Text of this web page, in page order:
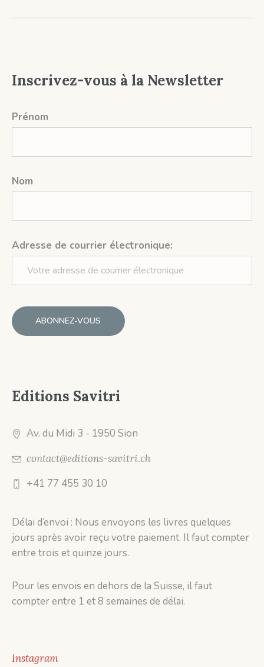
Inscrivez-vous à la Newsletter
Prénom
Nom
Adresse de courrier électronique:
Editions Savitri
Av. du Midi 3 - 1950 Sion
contact@editions-savitri.ch
+41 77 455 30 10
Délai d’envoi : Nous envoyons les livres quelques
jours après avoir reçu votre paiement. Il faut compter
entre trois et quinze jours.
Pour les envois en dehors de la Suisse, il faut
compter entre 1 et 8 semaines de délai.
Instagram